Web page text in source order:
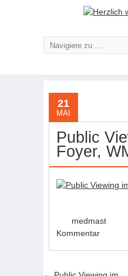
21
MAI
Public
Foyer,
medmast
Kommentar